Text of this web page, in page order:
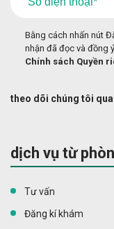
Bằng cách nhấn nút
nhận đã đọc và đồng
Chính sách Quyền
theo dõi chúng tôi qua
dịch vụ từ
Tư vấn
Đăng kí khám